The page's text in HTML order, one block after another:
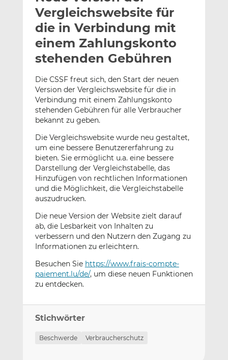
a
n
n
k
e
d
I
t
e
i
l
n
c
e
b
o
o
t
e
i
l
n
Vergleichswebsite für
die in Verbindung mit
einem Zahlungskonto
stehenden Gebühren
Die CSSF freut sich, den Start der neuen
Version der Vergleichswebsite für die in
Verbindung mit einem Zahlungskonto
stehenden Gebühren für alle Verbraucher
bekannt zu geben.
Die Vergleichswebsite wurde neu gestaltet,
um eine bessere Benutzererfahrung zu
bieten. Sie ermöglicht u.a. eine bessere
Darstellung der Vergleichstabelle, das
Hinzufügen von rechtlichen Informationen
und die Möglichkeit, die Vergleichstabelle
auszudrucken.
Die neue Version der Website zielt darauf
ab, die Lesbarkeit von Inhalten zu
verbessern und den Nutzern den Zugang zu
Informationen zu erleichtern.
Besuchen Sie https://www.frais-compte-
paiement.lu/de/, um diese neuen Funktionen
zu entdecken.
Stichwörter
Beschwerde Verbraucherschutz